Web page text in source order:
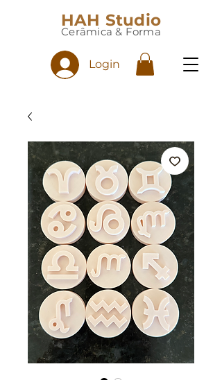
HAH Studio
Cerâmica & Forma
Login